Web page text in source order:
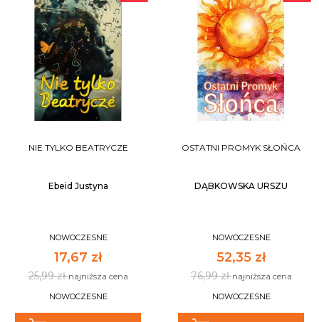
NIE TYLKO BEATRYCZE
Ebeid Justyna
NOWOCZESNE
17,67 zł
25,99 złnajniższa cena
NOWOCZESNE
OSTATNI PROMYK SŁOŃCA
DĄBKOWSKA URSZU
NOWOCZESNE
52,35 zł
76,99 złnajniższa cena
NOWOCZESNE